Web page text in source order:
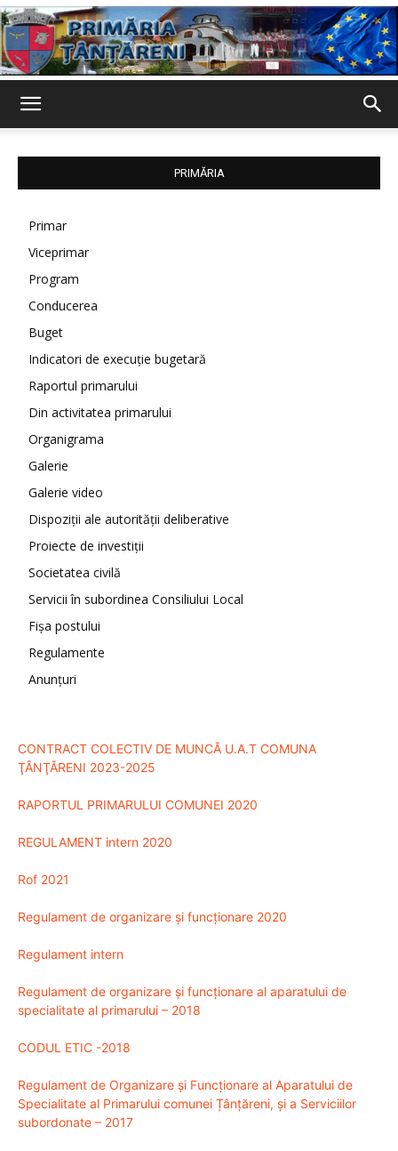
PRIMĂRIA
Primar
Viceprimar
Program
Conducerea
Buget
Indicatori de execuție bugetară
Raportul primarului
Din activitatea primarului
Organigrama
Galerie
Galerie video
Dispoziții ale autorității deliberative
Proiecte de investiții
Societatea civilă
Servicii în subordinea Consiliului Local
Fișa postului
Regulamente
Anunțuri
CONTRACT COLECTIV DE MUNCĂ U.A.T COMUNA
ŢÂNŢĂRENI 2023-2025
RAPORTUL PRIMARULUI COMUNEI 2020
REGULAMENT intern 2020
Rof 2021
Regulament de organizare și funcționare 2020
Regulament intern
Regulament de organizare și funcționare al aparatului de
specialitate al primarului – 2018
CODUL ETIC -2018
Regulament de Organizare și Funcționare al Aparatului de
Specialitate al Primarului comunei Țânțăreni, și a Serviciilor
subordonate – 2017